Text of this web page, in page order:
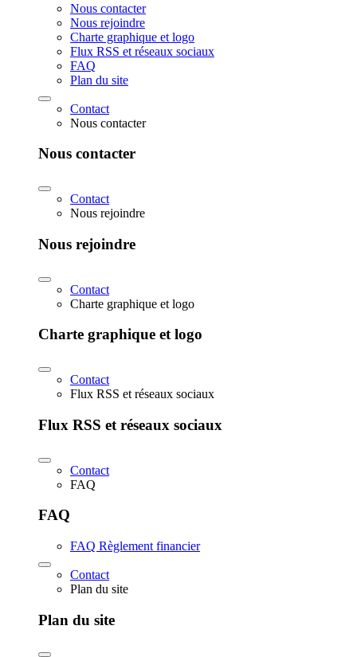
Nous contacter
Nous rejoindre
Charte graphique et logo
Flux RSS et réseaux sociaux
FAQ
Plan du site
Contact
Nous contacter
Nous contacter
Contact
Nous rejoindre
Nous rejoindre
Contact
Charte graphique et logo
Charte graphique et logo
Contact
Flux RSS et réseaux sociaux
Flux RSS et réseaux sociaux
Contact
FAQ
FAQ
FAQ Règlement financier
Contact
Plan du site
Plan du site